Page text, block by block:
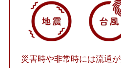
災害時や非常時には流通